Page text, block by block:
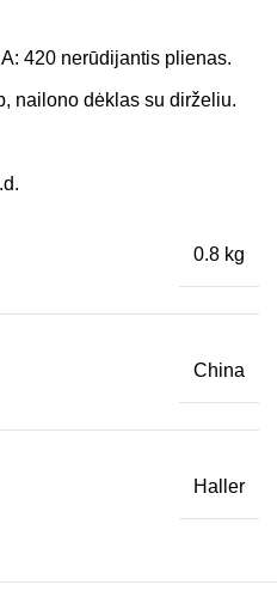
420 nerūdijantis plienas.
nailono dėklas su dirželiu.
0.8 kg
China
Haller